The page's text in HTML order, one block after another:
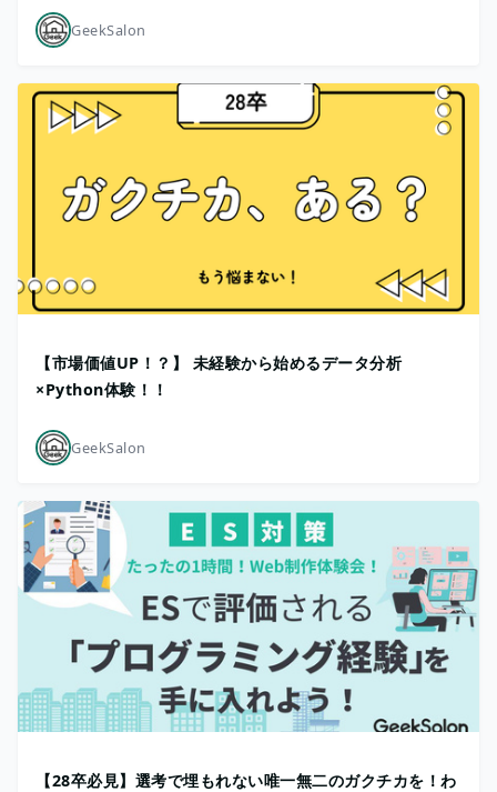
GeekSalon
【市場価値UP！？】 未経験から始めるデータ分析
×Python体験！！
GeekSalon
【28卒必見】選考で埋もれない唯一無二のガクチカを！わ